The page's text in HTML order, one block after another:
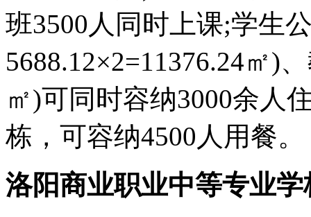
班3500人同时上课;学生
5688.12×2=11376.24㎡)
㎡)可同时容纳3000余人
栋，可容纳4500人用餐。
洛阳商业职业中等专业